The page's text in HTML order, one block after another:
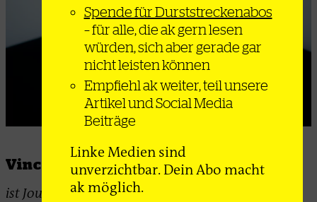
Vincent Bevins
ist Journalist und Autor. Er wuchs in den USA auf.
Spende für Durststreckenabos
– für alle, die ak gern lesen
würden, sich aber gerade gar
nicht leisten können
Empfiehl ak weiter, teil unsere
Artikel und Social Media
Beiträge
Linke Medien sind
unverzichtbar. Dein Abo macht
ak möglich.